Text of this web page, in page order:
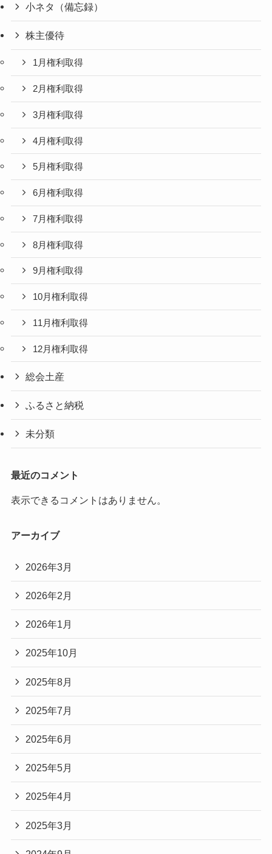
小ネタ（備忘録）
株主優待
1月権利取得
2月権利取得
3月権利取得
4月権利取得
5月権利取得
6月権利取得
7月権利取得
8月権利取得
9月権利取得
10月権利取得
11月権利取得
12月権利取得
総会土産
ふるさと納税
未分類
最近のコメント
表示できるコメントはありません。
アーカイブ
2026年3月
2026年2月
2026年1月
2025年10月
2025年8月
2025年7月
2025年6月
2025年5月
2025年4月
2025年3月